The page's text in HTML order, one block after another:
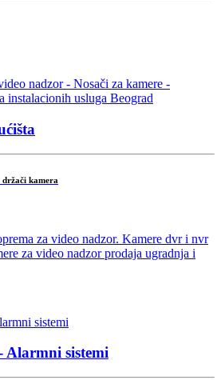
držači kamera
Alarmni sistemi